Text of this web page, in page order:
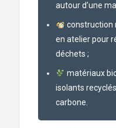
autour d’une
construction
en atelier pour
déchets ;
matériaux
isolants
carbone.